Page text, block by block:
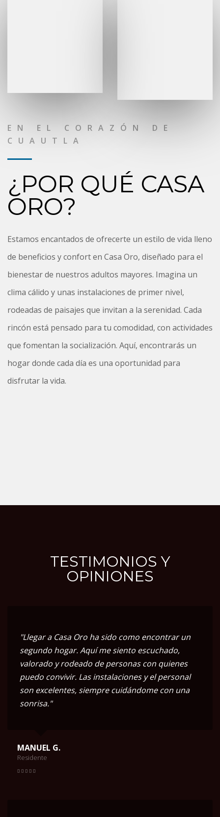
EN EL CORAZÓN DE
CUAUTLA
¿POR QUÉ CASA
ORO?
Estamos encantados de ofrecerte un estilo de vida lleno
de beneficios y confort en Casa Oro, diseñado para el
bienestar de nuestros adultos mayores. Imagina un
clima cálido y unas instalaciones de primer nivel,
rodeadas de paisajes que invitan a la serenidad. Cada
rincón está pensado para tu comodidad, con actividades
que fomentan la socialización. Aquí, encontrarás un
hogar donde cada día es una oportunidad para
disfrutar la vida.
TESTIMONIOS Y
OPINIONES
"Llegar a Casa Oro ha sido como encontrar un
segundo hogar. Aquí me siento escuchado,
valorado y rodeado de personas con quienes
puedo convivir. Las instalaciones y el personal
son excelentes, siempre cuidándome con una
sonrisa."
MANUEL G.
Residente